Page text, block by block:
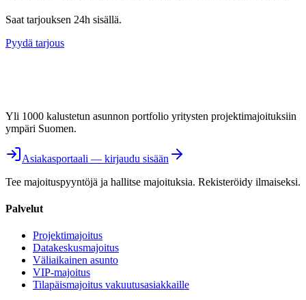
Saat tarjouksen 24h sisällä.
Pyydä tarjous
Yli 1000 kalustetun asunnon portfolio yritysten projektimajoituksiin
ympäri Suomen.
Asiakasportaali — kirjaudu sisään
Tee majoituspyyntöjä ja hallitse majoituksia. Rekisteröidy ilmaiseksi.
Palvelut
Projektimajoitus
Datakeskusmajoitus
Väliaikainen asunto
VIP-majoitus
Tilapäismajoitus vakuutusasiakkaille